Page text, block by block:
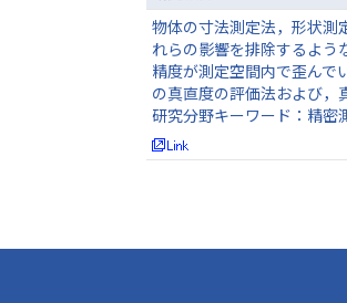
物体の寸法測定法，形状測
れらの影響を排除するよう
精度が測定空間内で歪んで
の真直度の評価法および，
研究分野キーワード：精密